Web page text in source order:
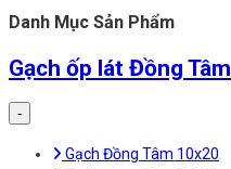
Danh Mục Sản Phẩm
Gạch ốp lát Đồng Tâm
-
Gạch Đồng Tâm 10x20